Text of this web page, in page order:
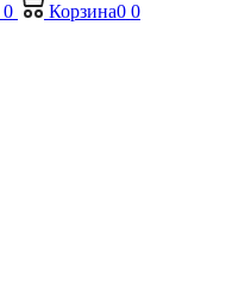
0 Корзина0 0